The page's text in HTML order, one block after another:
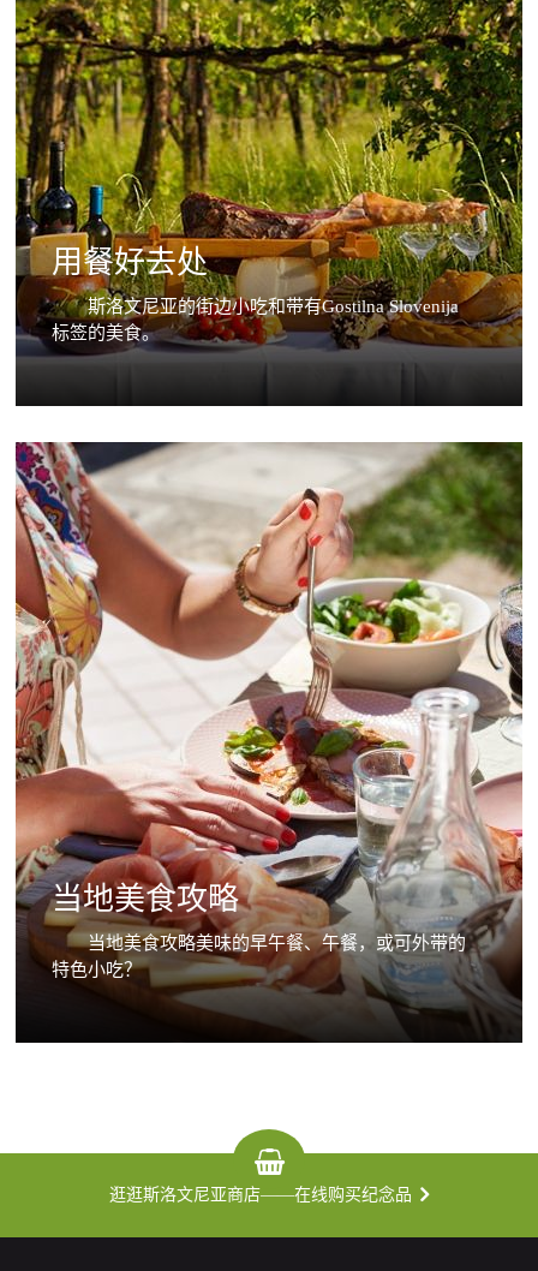
用餐好去处
斯洛文尼亚的街边小吃和带有Gostilna Slovenija
标签的美食。
当地美食攻略
当地美食攻略美味的早午餐、午餐，或可外带的
特色小吃？
逛逛斯洛文尼亚商店——在线购买纪念品